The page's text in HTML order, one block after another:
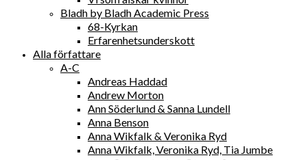
Bladh by Bladh Academic Press
68-Kyrkan
Erfarenhetsunderskott
Alla författare
A-C
Andreas Haddad
Andrew Morton
Ann Söderlund & Sanna Lundell
Anna Benson
Anna Wikfalk & Veronika Ryd
Anna Wikfalk, Veronika Ryd, Tia Jumbe